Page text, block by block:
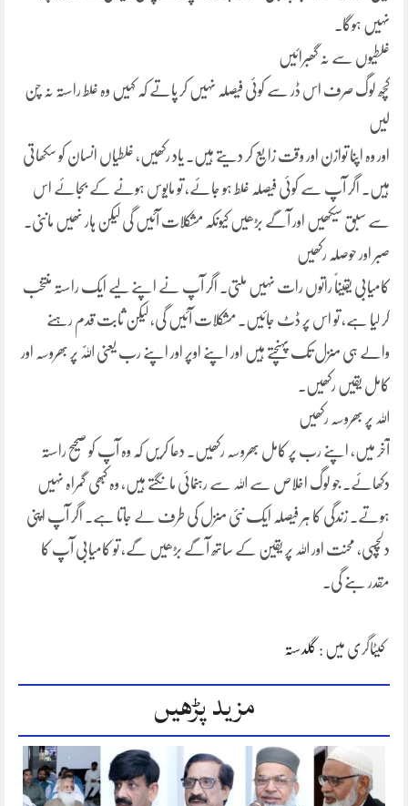
نہیں ہوگا۔
غلطیوں سے نہ گھبرائیں
کچھ لوگ صرف اس ڈر سے کوئی فیصلہ نہیں کر پاتے کہ کہیں وہ غلط راستہ نہ چن
لیں
اور وہ اپنا توازن اور وقت زایع کر دیتے ہیں۔ یاد رکھیں، غلطیاں انسان کو سکھاتی
ہیں۔ اگر آپ سے کوئی فیصلہ غلط ہو جائے، تو مایوس ہونے کے بجائے اس
سے سبق سیکھیں اور آگے بڑھیں کیونکہ مشکلات آئیں گی لیکن ہار نھیں ماننی۔
صبر اور حوصلہ رکھیں
کامیابی یقیناً راتوں رات نہیں ملتی۔ اگر آپ نے اپنے لیے ایک راستہ منتخب
کر لیا ہے، تو اس پر ڈٹ جائیں۔ مشکلات آئیں گی، لیکن ثابت قدم رہنے
والے ہی منزل تک پہنچتے ہیں اور اپنے اوپر اور اپنے رب یعنی اللّٰہ پر بھروسہ اور
کامل یقیں رکھیں۔
اللہ پر بھروسہ رکھیں
آخر میں، اپنے رب پر کامل بھروسہ رکھیں۔ دعا کریں کہ وہ آپ کو صحیح راستہ
دکھائے۔ جو لوگ اخلاص سے اللہ سے رہنمائی مانگتے ہیں، وہ کبھی گمراہ نہیں
ہوتے۔ زندگی کا ہر فیصلہ ایک نئی منزل کی طرف لے جاتا ہے۔ اگر آپ اپنی
دلچسپی، محنت اور اللہ پر یقین کے ساتھ آگے بڑھیں گے، تو کامیابی آپ کا
مقدر بنے گی۔
کیٹاگری میں : گلدستہ
مزید پڑھیں